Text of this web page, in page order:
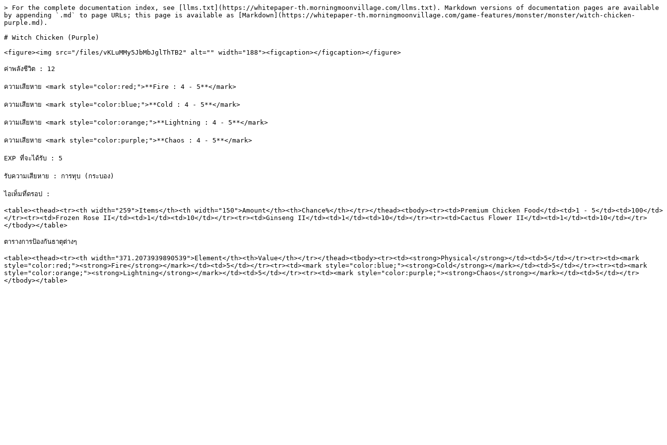
> For the complete documentation index, see [llms.txt](https://whitepaper-th.morningmoonvillage.com/llms.txt). Markdown versions of documentation pages are available
by appending `.md` to page URLs; this page is available as [Markdown](https://whitepaper-th.morningmoonvillage.com/game-features/monster/monster/witch-chicken-
purple.md).
# Witch Chicken (Purple)
<figure><img src="/files/vKLuMMy5JbMbJglThTB2" alt="" width="188"><figcaption></figcaption></figure>
ค่าพลังชีวิต : 12
ความเสียหาย <mark style="color:red;">**Fire : 4 - 5**</mark>
ความเสียหาย <mark style="color:blue;">**Cold : 4 - 5**</mark>
ความเสียหาย <mark style="color:orange;">**Lightning : 4 - 5**</mark>
ความเสียหาย <mark style="color:purple;">**Chaos : 4 - 5**</mark>
EXP ที่จะได้รับ : 5
รับความเสียหาย : การทุบ (กระบอง)
ไอเท็มที่ดรอป :
<table><thead><tr><th width="259">Items</th><th width="150">Amount</th><th>Chance%</th></tr></thead><tbody><tr><td>Premium Chicken Food</td><td>1 - 5</td><td>100</td>
</tr><tr><td>Frozen Rose II</td><td>1</td><td>10</td></tr><tr><td>Ginseng II</td><td>1</td><td>10</td></tr><tr><td>Cactus Flower II</td><td>1</td><td>10</td></tr>
</tbody></table>
ตารางการป้องกันธาตุต่างๆ
<table><thead><tr><th width="371.2073939890539">Element</th><th>Value</th></tr></thead><tbody><tr><td><strong>Physical</strong></td><td>5</td></tr><tr><td><mark
style="color:red;"><strong>Fire</strong></mark></td><td>5</td></tr><tr><td><mark style="color:blue;"><strong>Cold</strong></mark></td><td>5</td></tr><tr><td><mark
style="color:orange;"><strong>Lightning</strong></mark></td><td>5</td></tr><tr><td><mark style="color:purple;"><strong>Chaos</strong></mark></td><td>5</td></tr>